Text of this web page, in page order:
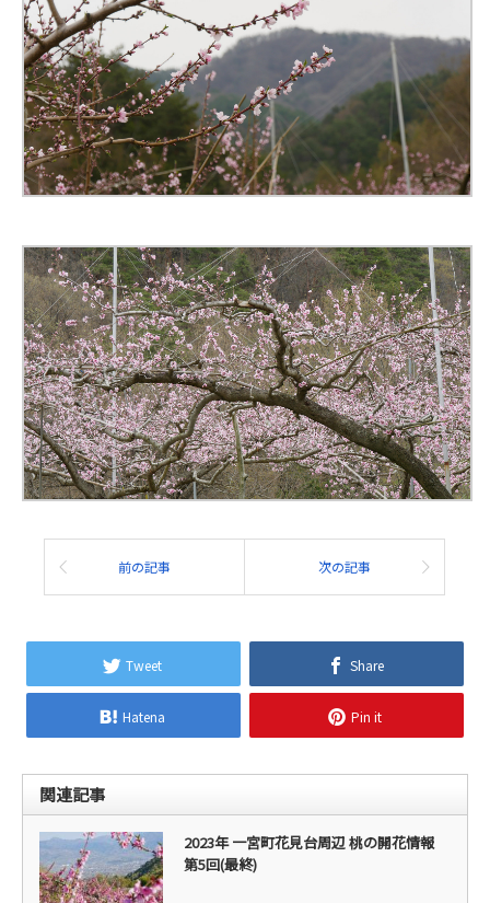
前の記事 次の記事
Tweet Share
Hatena Pin it
関連記事
2023年 一宮町花見台周辺 桃の開花情報
第5回(最終)